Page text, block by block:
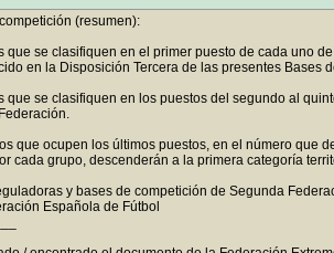
(resumen):
que se clasifiquen en el primer puesto de cada uno
en la Disposición Tercera de las presentes Bases
que se clasifiquen en los puestos del segundo al
que ocupen los últimos puestos, en el número que
cada grupo, descenderán a la primera categoría
y bases de competición de Segunda
Española de Fútbol